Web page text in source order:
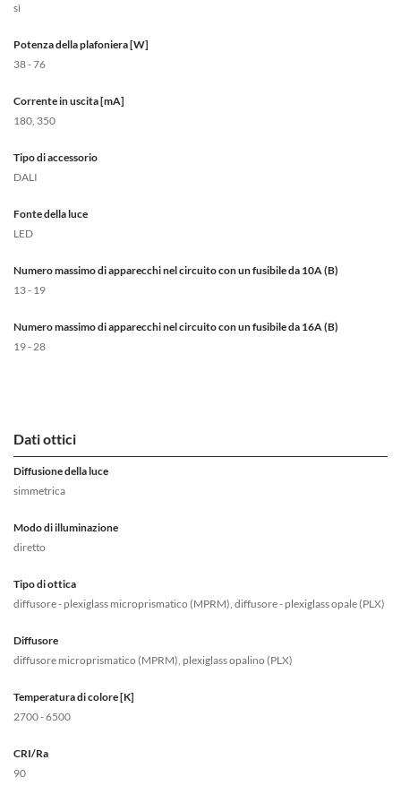
sì
Potenza della plafoniera [W]
38 - 76
Corrente in uscita [mA]
180, 350
Tipo di accessorio
DALI
Fonte della luce
LED
Numero massimo di apparecchi nel circuito con un fusibile da 10A (B)
13 - 19
Numero massimo di apparecchi nel circuito con un fusibile da 16A (B)
19 - 28
Dati ottici
Diffusione della luce
simmetrica
Modo di illuminazione
diretto
Tipo di ottica
diffusore - plexiglass microprismatico (MPRM), diffusore - plexiglass opale (PLX)
Diffusore
diffusore microprismatico (MPRM), plexiglass opalino (PLX)
Temperatura di colore [K]
2700 - 6500
CRI/Ra
90